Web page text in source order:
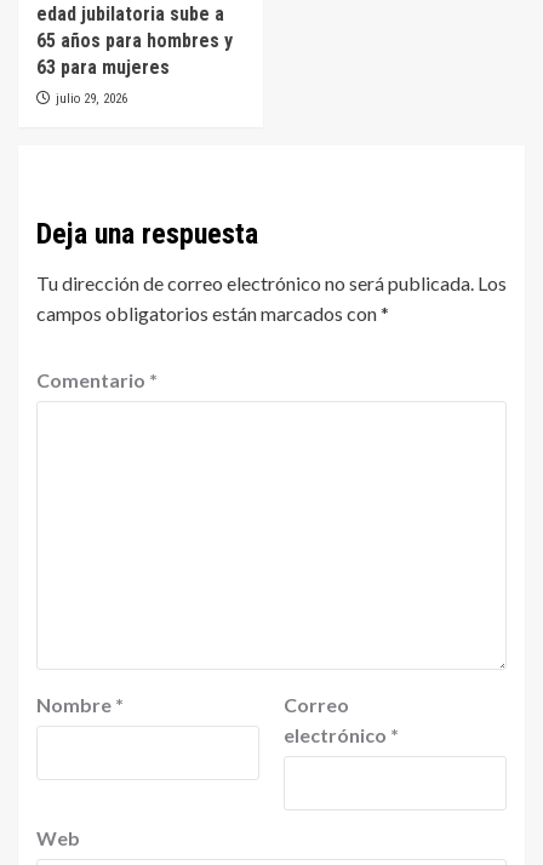
edad jubilatoria sube a
65 años para hombres y
63 para mujeres
julio 29, 2026
Deja una respuesta
Tu dirección de correo electrónico no será publicada. Los
campos obligatorios están marcados con*
Comentario *
Nombre *
Correo
electrónico *
Web